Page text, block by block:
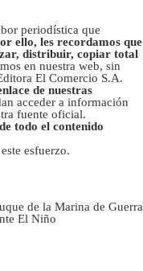
periodística que
ello, les recordamos que
distribuir, copiar total
en nuestra web, sin
El Comercio S.A.
de nuestras
acceder a información
fuente oficial.
todo el contenido
esfuerzo.
de la Marina de Guerra
El Niño